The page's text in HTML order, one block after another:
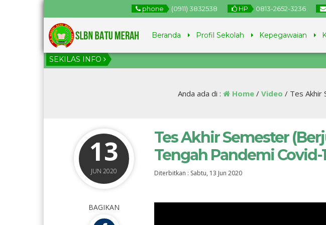
phone (0911) 3832538 HP 0813-2652-3236
Beranda Profil Sekolah Kepegawaian
SEKILAS INFO
Anda ada di : Home/ Video / Tes Akhir
13
JUN 2020
Tes Akhir Semester
Tengah Pandemi Covid-
Diterbitkan : Sabtu, 13 Jun 2020
BAGIKAN